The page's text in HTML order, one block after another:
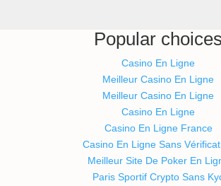
Popular choices
Casino En Ligne
Meilleur Casino En Ligne
Meilleur Casino En Ligne
Casino En Ligne
Casino En Ligne France
Casino En Ligne Sans
Meilleur Site De Poker En
Paris Sportif Crypto Sans